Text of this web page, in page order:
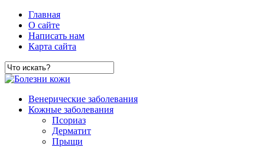
Главная
О сайте
Написать нам
Карта сайта
Венерические заболевания
Кожные заболевания
Псориаз
Дерматит
Прыщи